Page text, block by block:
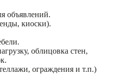
объявлений.
киоски).
облицовка стен,
ограждения и т.п.)